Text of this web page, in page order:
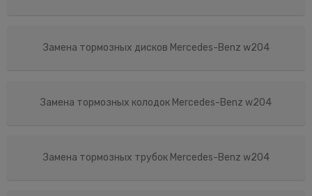
Замена тормозных дисков Mercedes-Benz w204
Замена тормозных колодок Mercedes-Benz w204
Замена тормозных трубок Mercedes-Benz w204